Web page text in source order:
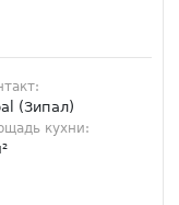
(Зипал)
кухни: